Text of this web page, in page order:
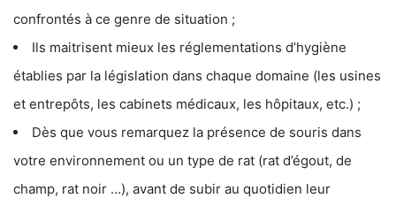
confrontés à ce genre de situation ;
Ils maitrisent mieux les réglementations d’hygiène
établies par la législation dans chaque domaine (les usines
et entrepôts, les cabinets médicaux, les hôpitaux, etc.) ;
Dès que vous remarquez la présence de souris dans
votre environnement ou un type de rat (rat d’égout, de
champ, rat noir …), avant de subir au quotidien leur